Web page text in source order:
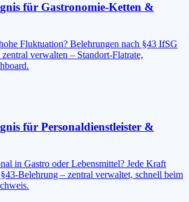
für Gastronomie-Ketten &
Fluktuation? Belehrungen nach §43 IfSG
verwalten – Standort-Flatrate,
für Personaldienstleister &
in Gastro oder Lebensmittel? Jede Kraft
Belehrung – zentral verwaltet, schnell beim